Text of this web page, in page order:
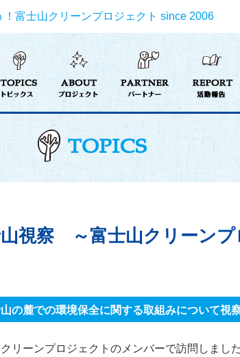
富士山クリーンプロジェクト since 2006
視察 ～富士山クリーンプ
の麓での環境保全に関する取組みについて視
リーンプロジェクトのメンバーで訪問しまし